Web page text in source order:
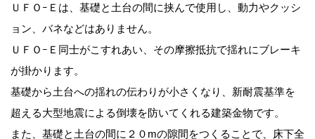
ＵＦＯｰＥは、基礎と土台の間に挟んで使用し、動力やクッシ
ョン、バネなどはありません。
ＵＦＯｰＥ同士がこすれあい、その摩擦抵抗で揺れにブレーキ
が掛かります。
基礎から土台への揺れの伝わりが小さくなり、新耐震基準を
超える大型地震による倒壊を防いてくれる建築金物です。
また、基礎と土台の間に２０mの隙間をつくることで、床下全